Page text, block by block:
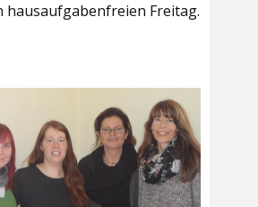
hausaufgabenfreien Freitag.